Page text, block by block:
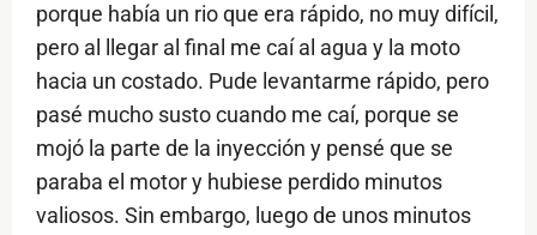
porque había un rio que era rápido, no muy difícil,
pero al llegar al final me caí al agua y la moto
hacia un costado. Pude levantarme rápido, pero
pasé mucho susto cuando me caí, porque se
mojó la parte de la inyección y pensé que se
paraba el motor y hubiese perdido minutos
valiosos. Sin embargo, luego de unos minutos